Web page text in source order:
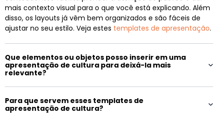
mais contexto visual para o que você está explicando. Além
disso, os layouts já vêm bem organizados e são fáceis de
ajustar no seu estilo. Veja estes templates de apresentação.
Que elementos ou objetos posso inserir em uma
apresentação de cultura para deixá-la mais
relevante?
Para que servem esses templates de
apresentação de cultura?